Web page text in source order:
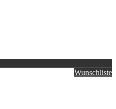
Wunschliste